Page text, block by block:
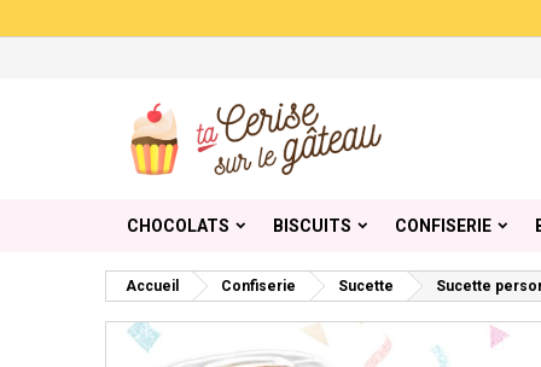
CHOCOLATS BISCUITS CONFISERIE
Accueil Confiserie Sucette Sucette